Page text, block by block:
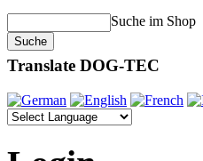
Suche im Shop
Translate DOG-TEC